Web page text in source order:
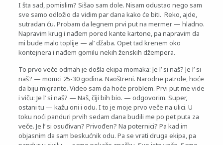
I šta sad, pomislim? Sišao sam dole. Nisam odustao nego sam
sve samo odložio da vidim par dana kako će biti. Reko, ajde,
sutradan ću. Probam da legnem prvi put na mermer — hladno.
Napravim krug i nađem pored kante kartone, pa napravim da
mi bude malo toplije — al’ džaba. Opet tad krenem oko
kontejnera i nađem gomilu nekih ženskih džempera.
To prvo veče odmah je došla ekipa momaka: Je l’ si naš? Je l’ si
naš? — momci 25-30 godina. Naoštreni. Narodne patrole, hoće
da biju migrante. Video sam da hoće problem. Prvi put me vide
i viču: Je l’ si naš? — Naš, čiji bih bio. — odgovorim. Super,
ostani tu — kažu oni i odu. I to je moje prvo veče na ulici. U
toku noći panduri prvih sedam dana budili me po pet puta za
veče. Je l’ si osuđivan? Privođen? Na poternici? Pa kad im
objasnim da sam beskućnik odu. Pa se vrati druga ekipa, pa